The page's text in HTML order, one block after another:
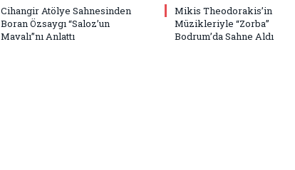
Cihangir Atölye Sahnesinden
Boran Özsaygı “Saloz’un
Mavalı”nı Anlattı
Mikis Theodorakis’in
Müzikleriyle “Zorba”
Bodrum’da Sahne Aldı